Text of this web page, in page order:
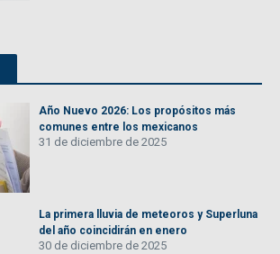
Año Nuevo 2026: Los propósitos más
comunes entre los mexicanos
31 de diciembre de 2025
La primera lluvia de meteoros y Superluna
del año coincidirán en enero
30 de diciembre de 2025